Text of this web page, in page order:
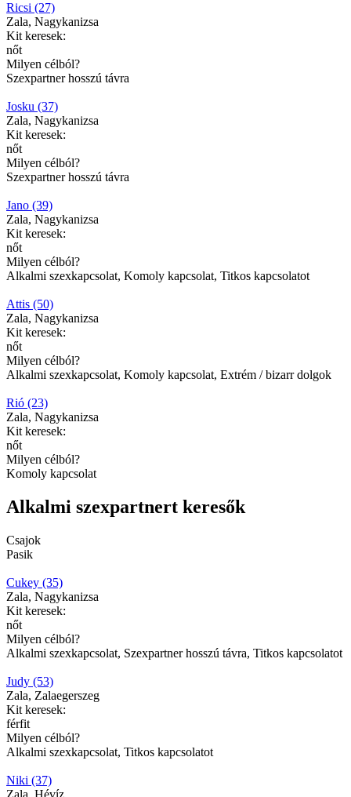
Ricsi (27)
Zala, Nagykanizsa
Kit keresek:
nőt
Milyen célból?
Szexpartner hosszú távra
Josku (37)
Zala, Nagykanizsa
Kit keresek:
nőt
Milyen célból?
Szexpartner hosszú távra
Jano (39)
Zala, Nagykanizsa
Kit keresek:
nőt
Milyen célból?
Alkalmi szexkapcsolat, Komoly kapcsolat, Titkos kapcsolatot
Attis (50)
Zala, Nagykanizsa
Kit keresek:
nőt
Milyen célból?
Alkalmi szexkapcsolat, Komoly kapcsolat, Extrém / bizarr dolgok
Rió (23)
Zala, Nagykanizsa
Kit keresek:
nőt
Milyen célból?
Komoly kapcsolat
Alkalmi szexpartnert keresők
Csajok
Pasik
Cukey (35)
Zala, Nagykanizsa
Kit keresek:
nőt
Milyen célból?
Alkalmi szexkapcsolat, Szexpartner hosszú távra, Titkos kapcsolatot
Judy (53)
Zala, Zalaegerszeg
Kit keresek:
férfit
Milyen célból?
Alkalmi szexkapcsolat, Titkos kapcsolatot
Niki (37)
Zala, Hévíz